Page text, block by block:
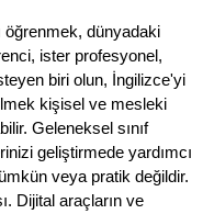
öğrenmek, dünyadaki
ister profesyonel,
biri olun, İngilizce'yi
kişisel ve mesleki
Geleneksel sınıf
geliştirmede yardımcı
veya pratik değildir.
Dijital araçların ve